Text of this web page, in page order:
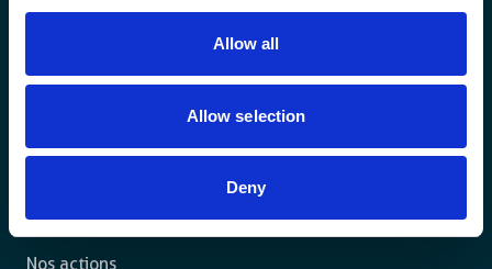
Allow all
Allow selection
Deny
Pour un monde durable où toutes les personnes vivent
dans un État de droit et ont la liberté de s’épanouir
pleinement.
L’agence
Nos actions